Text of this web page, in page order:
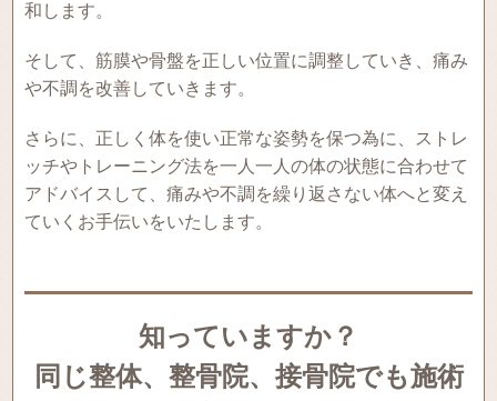
和します。
そして、筋膜や骨盤を正しい位置に調整していき、痛み
や不調を改善していきます。
さらに、正しく体を使い正常な姿勢を保つ為に、ストレ
ッチやトレーニング法を一人一人の体の状態に合わせて
アドバイスして、痛みや不調を繰り返さない体へと変え
ていくお手伝いをいたします。
知っていますか？
同じ整体、整骨院、接骨院でも施術